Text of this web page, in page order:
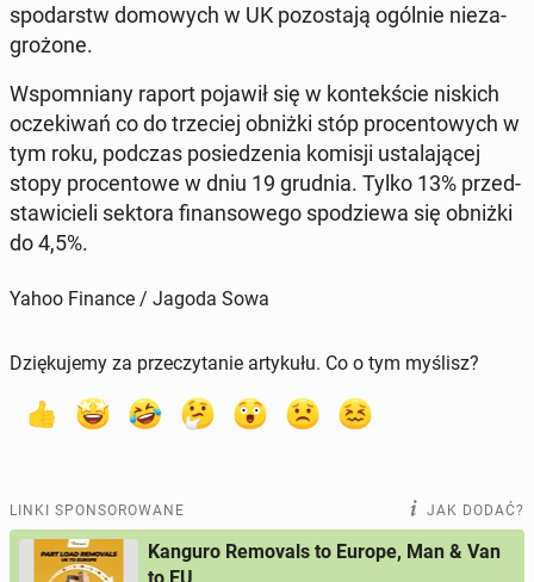
spo­darstw do­mo­wych w UK po­zo­sta­ją ogólnie nie­za­
gro­żo­ne.
Wspo­mnia­ny raport pojawił się w kon­tek­ście niskich
ocze­ki­wań co do trze­ciej obniżki stóp pro­cen­to­wych w
tym roku, podczas po­sie­dze­nia komisji usta­la­ją­cej
stopy pro­cen­to­we w dniu 19 grudnia. Tylko 13% przed­
sta­wi­cie­li sektora fi­nan­so­we­go spo­dzie­wa się obniżki
do 4,5%.
Yahoo Finance / Jagoda Sowa
Dziękujemy za przeczytanie artykułu. Co o tym myślisz?
LINKI SPONSOROWANE JAK DODAĆ?
Kanguro Removals to Europe, Man & Van